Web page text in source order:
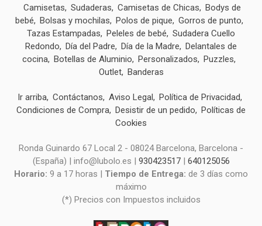
Camisetas Sudaderas Camisetas de Chicas
Bodys de
bebé
Bolsas y mochilas Polos de pique
Gorros de punto
Tazas Estampadas
Peleles de bebé
Sudadera Cuello
Redondo
Día del Padre Día de la Madre
Delantales de
cocina
Botellas de Aluminio Personalizados
Puzzles
Outlet
Banderas
Ir arriba Contáctanos Aviso Legal
Política de Privacidad
Condiciones de Compra
Desistir de un pedido
Políticas de
Cookies
Ronda Guinardo 67 Local 2 - 08024 Barcelona, Barcelona -
(España) | info@lubolo.es | 930423517| 640125056
Horario: 9 a 17 horas | Tiempo de Entrega: de 3 días como
máximo
(*) Precios con Impuestos incluidos